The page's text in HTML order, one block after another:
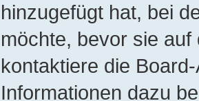
hinzugefügt hat, bei
möchte, bevor sie
kontaktiere die
Informationen dazu